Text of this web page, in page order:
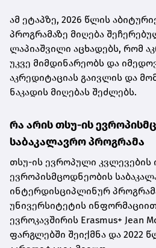
ამ ეტაპზე, 2026 წლის
პროგრამაზე მიღება
ლაპიაშვილი აცხადებს, რომ
უკვე მიმდინარეობს და
აკრედიტაციას გაივლის და
ნაკადის მიღებას შეძლებს.
რა არის თსუ-ის
საბაკალავრო პროგრამა
თსუ-ის ევროპული კვლევების
ევროპისმცოდნეობის
ინტერდისციპლინურ
უნივერსიტეტის
ევროკავშირის Erasmus+ Jean
ფარგლებში შეიქმნა და 2022